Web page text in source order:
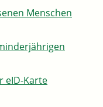
Menschen
eID-Karte